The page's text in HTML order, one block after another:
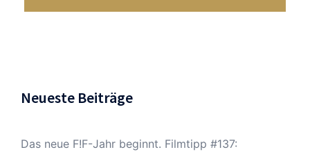
Neueste Beiträge
Das neue F!F-Jahr beginnt. Filmtipp #137: